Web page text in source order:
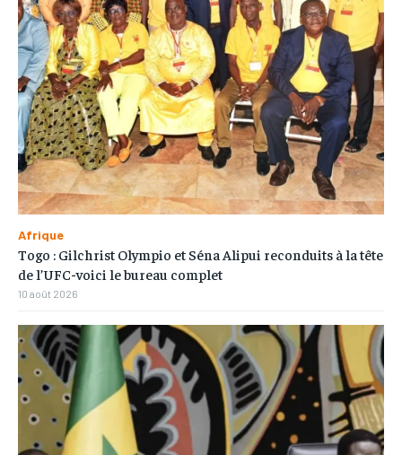
Afrique
Togo : Gilchrist Olympio et Séna Alipui reconduits à la tête
de l’UFC-voici le bureau complet
10 août 2026